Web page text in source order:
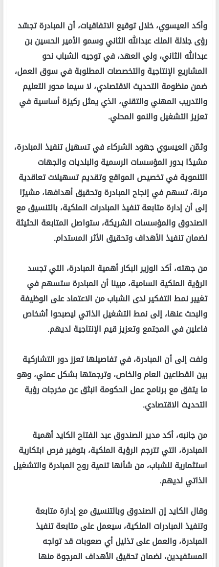
وأكد العيسوي، خلال توقيع الاتفاقيات، أن المبادرة تجسّد
رؤى جلالة الملك عبدالله الثاني وسمو الأمير الحسين بن
عبدالله الثاني، ولي العهد، في توجيه الشباب نحو
المشاريع الإنتاجية والتخصصات المطلوبة في سوق العمل،
ضمن منظومة التحديث الاقتصادي، لا سيما محور التعليم
والتدريب المهني والتقني، الذي يمثل ركيزة أساسية في
تعزيز التشغيل والنمو المحلي.
وثمّن العيسوي جهود الشركاء في تسهيل تنفيذ المبادرة،
مشيدًا بدور المؤسسات الرسمية والبلديات والجهات
التنموية في تخصيص المواقع وتقديم تسهيلات تعاقدية
مرنة، تسهم في إنجاح المبادرة وتحقيق أهدافها، مشيرًا
إلى أن إدارة متابعة تنفيذ المبادرات الملكية، بالتنسيق مع
الصندوق والمؤسسات الشريكة، ستواصل المتابعة الحثيثة
لضمان تنفيذ الأهداف وتحقيق الأثر المستدام.
من جهته، أكد الوزير البكار أهمية المبادرة، التي تجسد
الرؤية الملكية السامية، مبينا أن المبادرة ستسهم في
تغيير نمط التفكير لدى الشباب من الاعتماد على الوظيفة
والبحث عنها، إلى نمط التشغيل الذاتي ليصبحوا أشخاص
فاعلين في المجتمع وتعزيز قيم الإنتاجية لديهم.
ولفت إلى أن المبادرة، في تفاصيلها تعزز دور التشاركية
بين القطاعين العام والخاص، وترجمتها بشكل عملي، وهو
ما يتفق مع برنامج عمل الحكومة انبثق عن مخرجات رؤية
التحديث الاقتصادي.
من جانبه، أكد مدير الصندوق عبد الفتاح الكايد أهمية
المبادرة، التي تترجم الرؤية الملكية، بتوفير فرص ابتكارية
استثمارية للشباب، من شأنها تنمية روح المبادرة والتشغيل
الذاتي لديهم.
وقال الكايد إن الصندوق وبالتنسيق مع إدارة متابعة
وتنفيذ المبادرات الملكية، سيعمل على متابعة تنفيذ
المبادرة، والعمل على تذليل أي صعوبات قد تواجه
المستفيدين، لضمان تحقيق الأهداف المرجوة منها